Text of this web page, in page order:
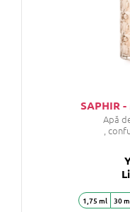
SAPHIR
Apă
,
1,75 ml 30